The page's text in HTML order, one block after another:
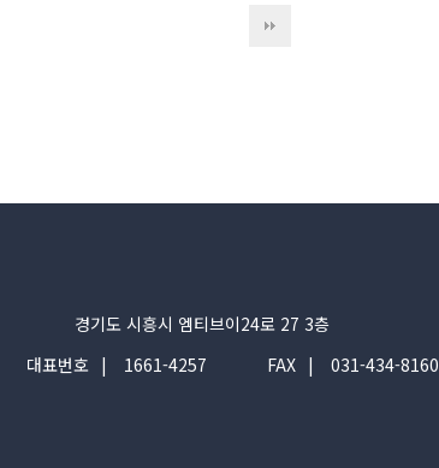
경기도 시흥시 엠티브이24로 27 3층
대표번호
1661-4257 FAX 031-434-8160